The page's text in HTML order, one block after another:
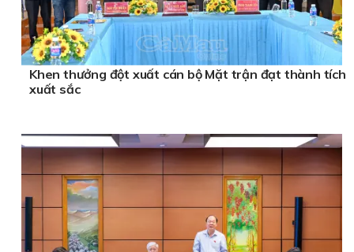
Khen thưởng đột xuất cán bộ Mặt trận đạt thành tích
xuất sắc